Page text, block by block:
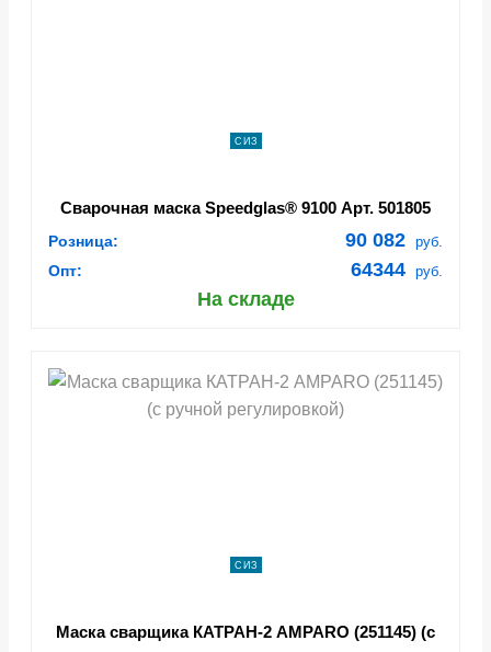
СИЗ
Сварочная маска Speedglas® 9100 Арт. 501805
Розница: 90 082 руб.
Опт: 64344 руб.
На складе
СИЗ
Маска сварщика КАТРАН-2 AMPARO (251145) (с